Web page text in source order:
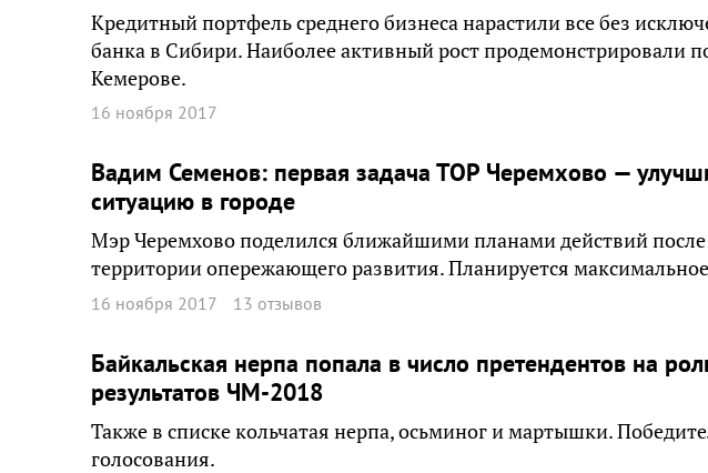
Кредитный портфель среднего бизнеса нарастили все без
банка в Сибири. Наиболее активный рост продемонстрировали
Кемерове.
16 ноября 2017
Вадим Семенов: первая задача ТОР Черемхово —
ситуацию в городе
Мэр Черемхово поделился ближайшими планами действий после
территории опережающего развития. Планируется
16 ноября 2017 13 отзывов
Байкальская нерпа попала в число претендентов на
результатов ЧМ-2018
Также в списке кольчатая нерпа, осьминог и мартышки.
голосования.